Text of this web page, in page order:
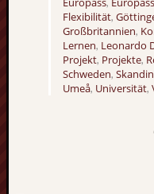
,
Flexibilität,
Großbritannien,
Lernen, Leonardo
Projekt, Projekte,
Schweden,
Umeå, Universität,